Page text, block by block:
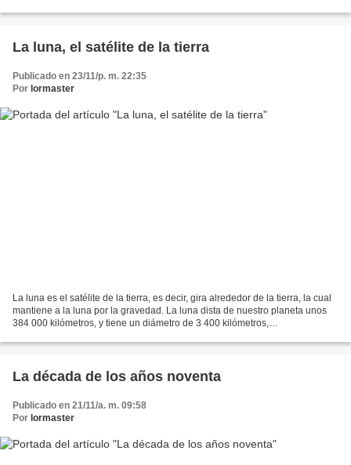
La luna, el satélite de la tierra
Publicado en 23/11/p. m. 22:35
Por lormaster
La luna es el satélite de la tierra, es decir, gira alrededor de la tierra, la cual
mantiene a la luna por la gravedad. La luna dista de nuestro planeta unos
384 000 kilómetros, y tiene un diámetro de 3 400 kilómetros,
La década de los años noventa
Publicado en 21/11/a. m. 09:58
Por lormaster